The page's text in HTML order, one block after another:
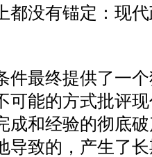
都没有锚定：现
件最终提供了一
可能的方式批评
成和经验的彻底
导致的，产生了